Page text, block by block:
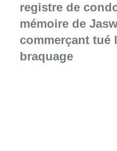
registre de
mémoire de
commerçant tué
braquage